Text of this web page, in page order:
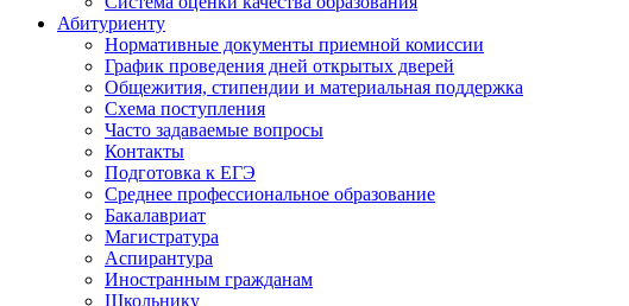
Абитуриенту
Нормативные документы приемной комиссии
График проведения дней открытых дверей
Общежития, стипендии и материальная поддержка
Схема поступления
Часто задаваемые вопросы
Контакты
Подготовка к ЕГЭ
Среднее профессиональное образование
Бакалавриат
Магистратура
Аспирантура
Иностранным гражданам
Школьнику